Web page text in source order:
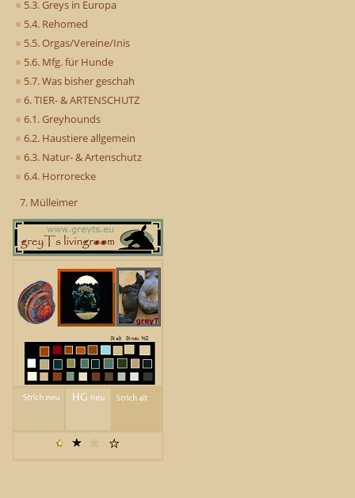
5.3. Greys in Europa
5.4. Rehomed
5.5. Orgas/Vereine/Inis
5.6. Mfg. für Hunde
5.7. Was bisher geschah
6. TIER- & ARTENSCHUTZ
6.1. Greyhounds
6.2. Haustiere allgemein
6.3. Natur- & Artenschutz
6.4. Horrorecke
7. Mülleimer